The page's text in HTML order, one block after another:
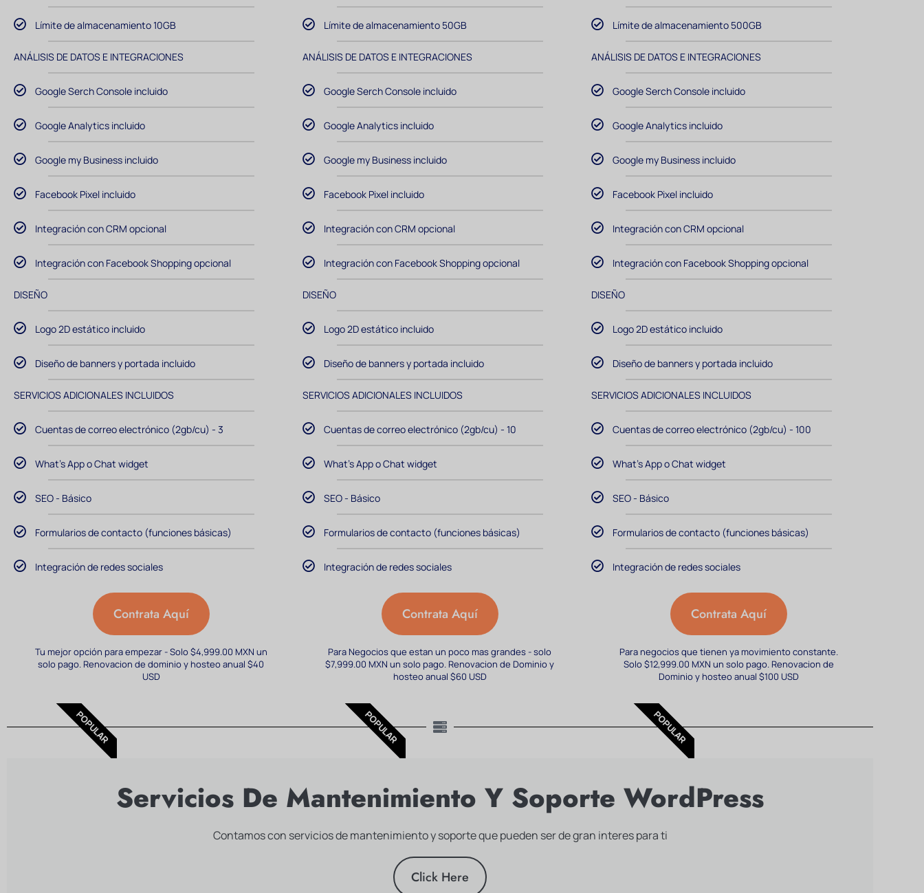
Límite de almacenamiento 10GB
ANÁLISIS DE DATOS E INTEGRACIONES
Google Serch Console incluido
Google Analytics incluido
Google my Business incluido
Facebook Pixel incluido
Integración con CRM opcional
Integración con Facebook Shopping opcional
DISEÑO
Logo 2D estático incluido
Diseño de banners y portada incluido
SERVICIOS ADICIONALES INCLUIDOS
Cuentas de correo electrónico (2gb/cu) - 3
What's App o Chat widget
SEO - Básico
Formularios de contacto (funciones básicas)
Integración de redes sociales
Contrata Aquí
Tu mejor opción para empezar - Solo $4,999.00 MXN un
solo pago. Renovacion de dominio y hosteo anual $40
USD
POPULAR
Límite de almacenamiento 50GB
ANÁLISIS DE DATOS E INTEGRACIONES
Google Serch Console incluido
Google Analytics incluido
Google my Business incluido
Facebook Pixel incluido
Integración con CRM opcional
Integración con Facebook Shopping opcional
DISEÑO
Logo 2D estático incluido
Diseño de banners y portada incluido
SERVICIOS ADICIONALES INCLUIDOS
Cuentas de correo electrónico (2gb/cu) - 10
What's App o Chat widget
SEO - Básico
Formularios de contacto (funciones básicas)
Integración de redes sociales
Contrata Aquí
Para Negocios que estan un poco mas grandes - solo
$7,999.00 MXN un solo pago. Renovacion de Dominio y
hosteo anual $60 USD
POPULAR
Límite de almacenamiento 500GB
ANÁLISIS DE DATOS E INTEGRACIONES
Google Serch Console incluido
Google Analytics incluido
Google my Business incluido
Facebook Pixel incluido
Integración con CRM opcional
Integración con Facebook Shopping opcional
DISEÑO
Logo 2D estático incluido
Diseño de banners y portada incluido
SERVICIOS ADICIONALES INCLUIDOS
Cuentas de correo electrónico (2gb/cu) - 100
What's App o Chat widget
SEO - Básico
Formularios de contacto (funciones básicas)
Integración de redes sociales
Contrata Aquí
Para negocios que tienen ya movimiento constante.
Solo $12,999.00 MXN un solo pago. Renovacion de
Dominio y hosteo anual $100 USD
POPULAR
Servicios De Mantenimiento Y Soporte WordPress
Contamos con servicios de mantenimiento y soporte que pueden ser de gran interes para ti
Click Here